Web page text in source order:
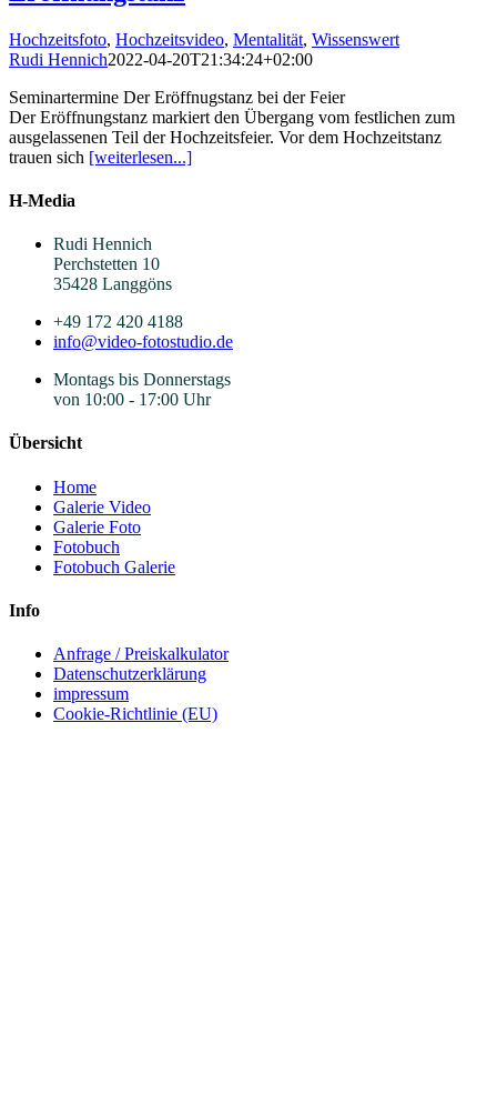
Hochzeitsfoto, Hochzeitsvideo, Mentalität, Wissenswert
Rudi Hennich2022-04-20T21:34:24+02:00
Seminartermine Der Eröffnugstanz bei der Feier
Der Eröffnungstanz markiert den Übergang vom festlichen zum
ausgelassenen Teil der Hochzeitsfeier. Vor dem Hochzeitstanz
trauen sich [weiterlesen...]
H-Media
Rudi Hennich
Perchstetten 10
35428 Langgöns
+49 172 420 4188
info@video-fotostudio.de
Montags bis Donnerstags
von 10:00 - 17:00 Uhr
Übersicht
Home
Galerie Video
Galerie Foto
Fotobuch
Fotobuch Galerie
Info
Anfrage / Preiskalkulator
Datenschutzerklärung
impressum
Cookie-Richtlinie (EU)